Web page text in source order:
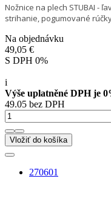
Nožnice na plech STUBAI -
strihanie, pogumované
Na objednávku
49,05 €
S DPH 0%
i
Výše uplatněné DPH je
49.05 bez DPH
Vložiť do košíka
270601